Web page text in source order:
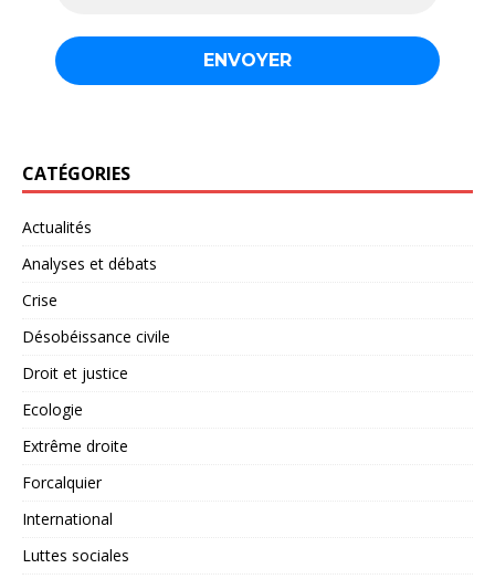
CATÉGORIES
Actualités
Analyses et débats
Crise
Désobéissance civile
Droit et justice
Ecologie
Extrême droite
Forcalquier
International
Luttes sociales